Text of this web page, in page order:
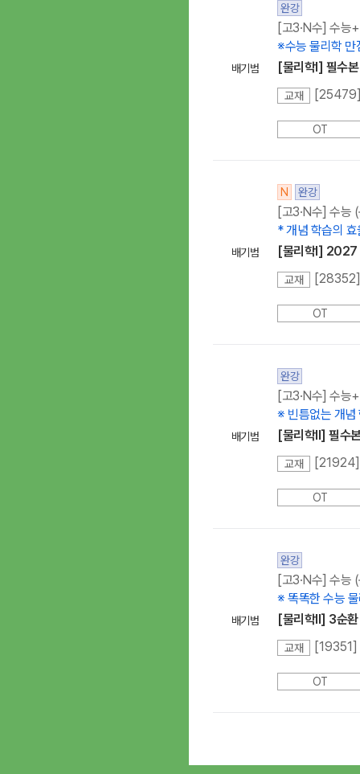
배기범
완강
[고3·N수] 수능
※수능 물리학 만
[물리학I] 필수
교재
OT
배기범
N 완강
[고3·N수] 수능
* 개념 학습의
[물리학l] 2027
교재
OT
배기범
완강
[고3·N수] 수능
※ 빈틈없는 개념
[물리학ll] 필수
교재 [21924]
OT
배기범
완강
[고3·N수] 수능
※ 똑똑한 수능
[물리학ll] 3순
교재
OT